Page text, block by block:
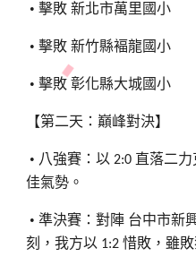
• 擊敗 新北市萬里國小
• 擊敗 新竹縣褔龍國小
• 擊敗 彰化縣大城國小
【第二天：巔峰對決】
• 八強賽：以 2:0 直落二力
佳氣勢。
• 準決賽：對陣 台中市新
刻，我方以 1:2 惜敗，雖敗